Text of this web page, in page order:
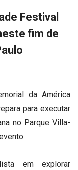
Festival
fim de
da América
para executar
no Parque Villa-
em explorar